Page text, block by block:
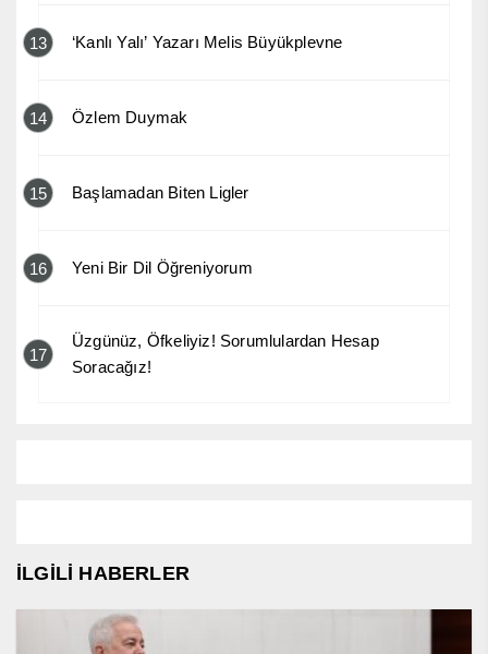
13 ‘Kanlı Yalı’ Yazarı Melis Büyükplevne
14 Özlem Duymak
15 Başlamadan Biten Ligler
16 Yeni Bir Dil Öğreniyorum
17
Üzgünüz, Öfkeliyiz! Sorumlulardan Hesap
Soracağız!
İLGİLİ HABERLER